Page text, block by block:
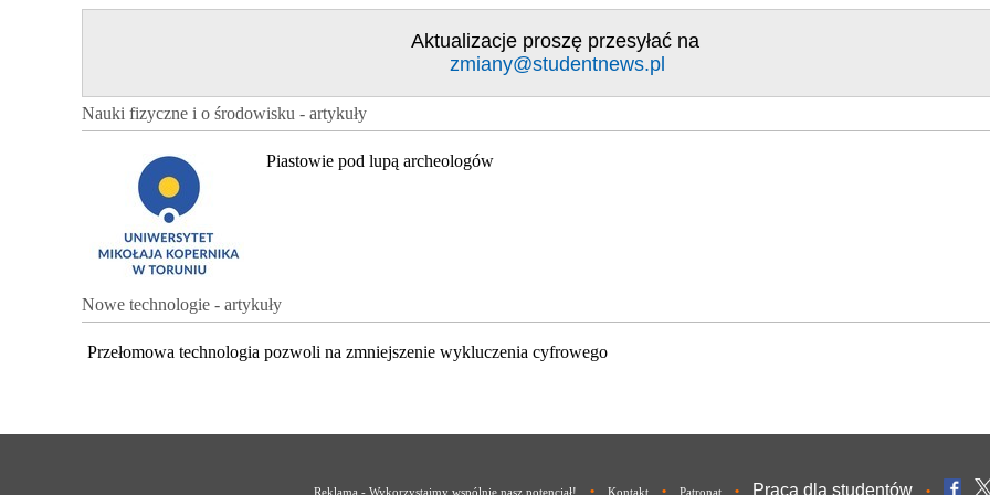
Aktualizacje proszę przesyłać na
zmiany@studentnews.pl
Nauki fizyczne i o środowisku - artykuły
Piastowie pod lupą archeologów
Nowe technologie - artykuły
Przełomowa technologia pozwoli na zmniejszenie wykluczenia cyfrowego
Reklama - Wykorzystajmy wspólnie nasz potencjał! • Kontakt • Patronat • Praca dla studentów •